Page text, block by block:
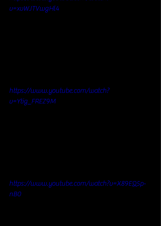
v=xvWJTVwgHl4
https://www.youtube.com/watch?
v=Ytig_FREZ9M
https://www.youtube.com/watch?v=X89EQ5p-
nB0